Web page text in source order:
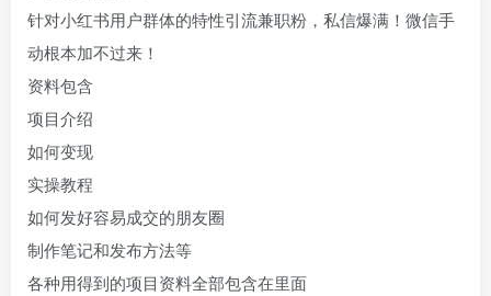
针对小红书用户群体的特性引流兼职粉，私信爆满！微信手
动根本加不过来！
资料包含
项目介绍
如何变现
实操教程
如何发好容易成交的朋友圈
制作笔记和发布方法等
各种用得到的项目资料全部包含在里面